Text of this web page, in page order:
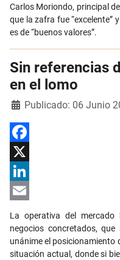
Carlos Moriondo, principal
que la zafra fue “excelente”
es de “buenos valores”.
Sin referencias
en el lomo
DetallesPublicado: 06 Junio
Facebook
X
LinkedIn
La operativa del
negocios concretados,
unánime el posicionamiento
situación actual, donde si